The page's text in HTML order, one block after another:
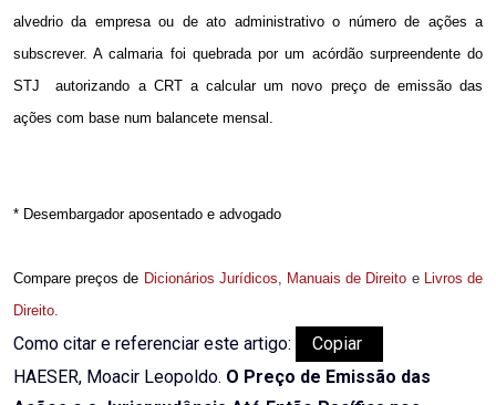
alvedrio da empresa ou de ato administrativo o número de ações a
subscrever. A calmaria foi quebrada por um acórdão surpreendente do
STJ
autorizando a CRT a calcular um novo preço de emissão das
ações com base num balancete mensal.
* Desembargador aposentado e advogado
Compare preços de Dicionários Jurídicos, Manuais de Direito e Livros de
Direito.
Como citar e referenciar este artigo:
Copiar
HAESER, Moacir Leopoldo. O Preço de Emissão das